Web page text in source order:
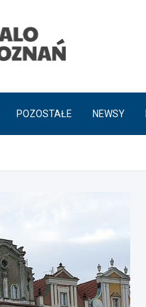
POZOSTAŁE NEWSY